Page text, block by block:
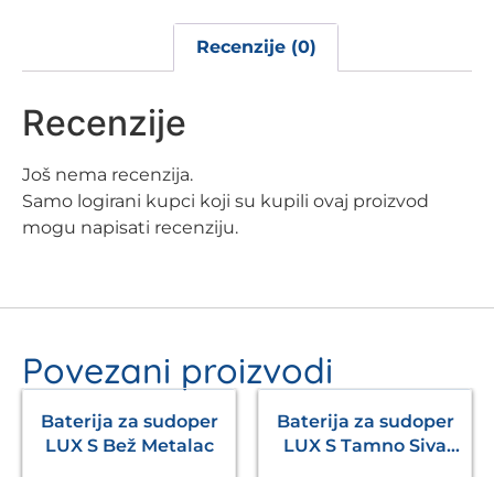
Recenzije (0)
Recenzije
Još nema recenzija.
Samo logirani kupci koji su kupili ovaj proizvod
mogu napisati recenziju.
Povezani proizvodi
Baterija za sudoper
LUX S Bež Metalac
Baterija za sudoper
LUX S Tamno Siva